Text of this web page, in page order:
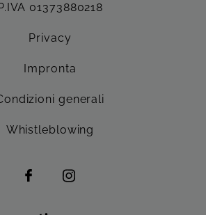
01373880218
Privacy
Impronta
generali
Whistleblowing